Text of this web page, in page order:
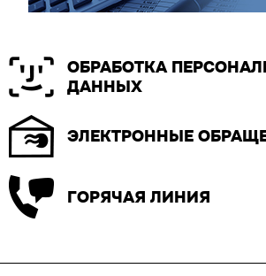
ОБРАБОТКА
ДАННЫХ
ЭЛЕКТРОННЫЕ
ГОРЯЧАЯ ЛИНИЯ